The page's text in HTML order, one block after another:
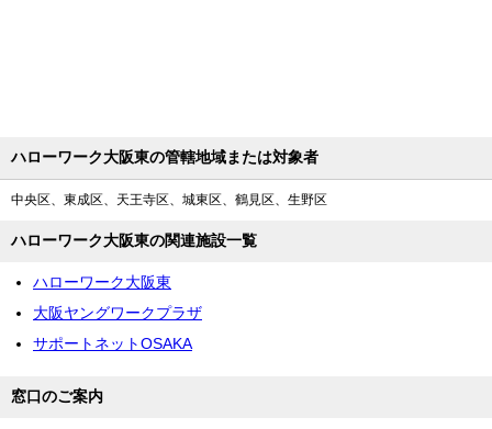
ハローワーク大阪東の管轄地域または対象者
中央区、東成区、天王寺区、城東区、鶴見区、生野区
ハローワーク大阪東の関連施設一覧
ハローワーク大阪東
大阪ヤングワークプラザ
サポートネットOSAKA
窓口のご案内